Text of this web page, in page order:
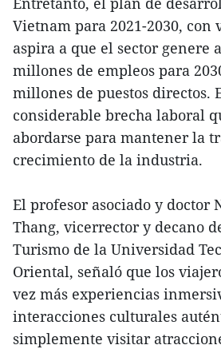
Vietnam para 2021-2030, con
aspira a que el sector genere
millones de empleos para
millones de puestos directos.
considerable brecha laboral
abordarse para mantener la
crecimiento de la industria.
El profesor asociado y doctor
Thang, vicerrector y decano
Turismo de la Universidad
Oriental, señaló que los
vez más experiencias
interacciones culturales
simplemente visitar